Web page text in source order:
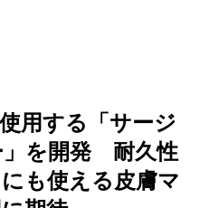
用する「サージ
」を開発 耐久性
も使える皮膚マ